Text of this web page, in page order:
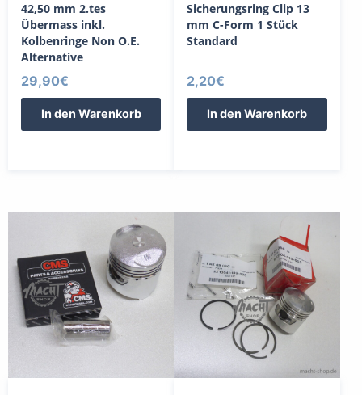
42,50 mm 2.tes
Übermass inkl.
Kolbenringe Non O.E.
Alternative
29,90€
In den Warenkorb
Sicherungsring Clip 13
mm C-Form 1 Stück
Standard
2,20€
In den Warenkorb